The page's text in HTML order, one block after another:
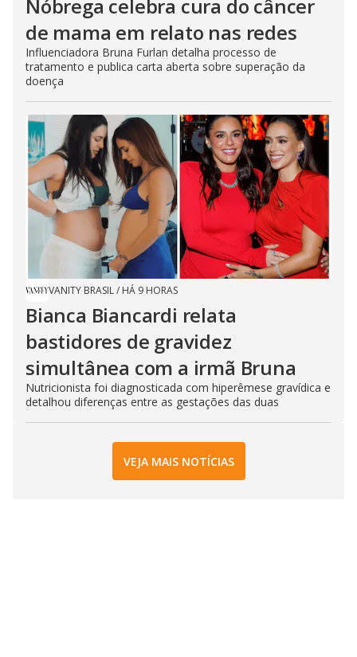
Nóbrega celebra cura do câncer
de mama em relato nas redes
Influenciadora Bruna Furlan detalha processo de
tratamento e publica carta aberta sobre superação da
doença
VANITY BRASIL/ HÁ 9 HORAS
Bianca Biancardi relata
bastidores de gravidez
simultânea com a irmã Bruna
Nutricionista foi diagnosticada com hiperêmese gravídica e
detalhou diferenças entre as gestações das duas
VEJA MAIS NOTÍCIAS